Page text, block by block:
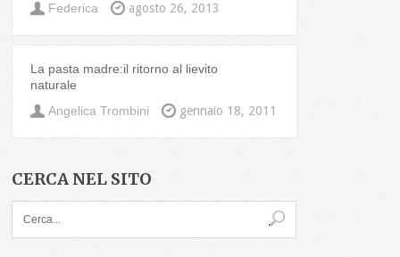
Federica
agosto 26, 2013
La pasta madre:il ritorno al lievito
naturale
Angelica Trombini
gennaio 18, 2011
CERCA NEL SITO